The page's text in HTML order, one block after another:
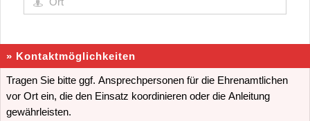
» Kontaktmöglichkeiten
Tragen Sie bitte ggf. Ansprechpersonen für die Ehrenamtlichen
vor Ort ein, die den Einsatz koordinieren oder die Anleitung
gewährleisten.